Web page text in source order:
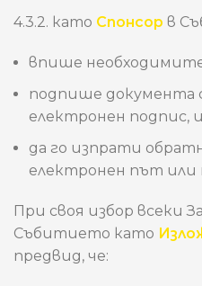
4.3.2. като Спонсор в
впише
подпише документа
електронен подпис, и
да го изпрати
електронен път или
При своя избор всеки
Събитието като
предвид, че: